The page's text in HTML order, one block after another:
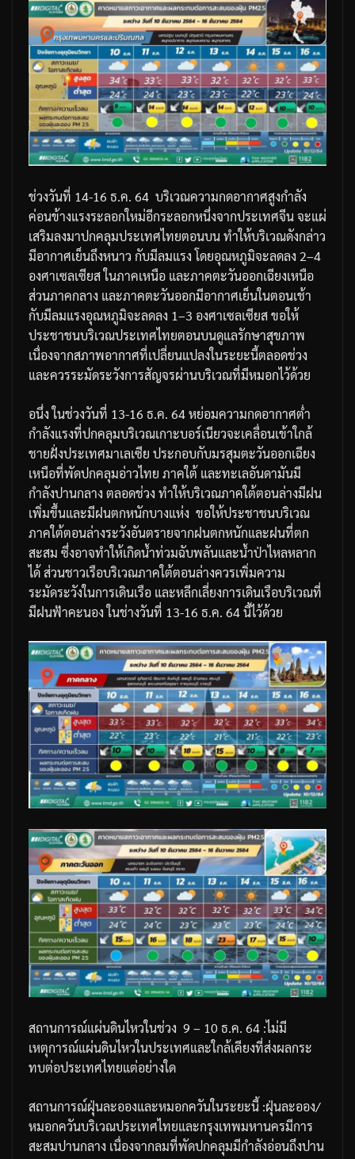
ช่วงวันที่ 14-16 ธ.ค. 64 บริเวณความกดอากาศสูงกำลัง
ค่อนข้างแรงระลอกใหม่อีกระลอกหนึ่งจากประเทศจีนจะแผ่
เสริมลงมาปกคลุมประเทศไทยตอนบนทำให้บริเวณดังกล่าว
มีอากาศเย็นถึงหนาว กับมีลมแรง โดยอุณหภูมิจะลดลง 2–4
องศาเซลเซียสในภาคเหนือ และภาคตะวันออกเฉียงเหนือ
ส่วนภาคกลาง และภาคตะวันออกมีอากาศเย็นในตอนเช้า
กับมีลมแรงอุณหภูมิจะลดลง 1–3 องศาเซลเซียสขอให้
ประชาชนบริเวณประเทศไทยตอนบนดูแลรักษาสุขภาพ
เนื่องจากสภาพอากาศที่เปลี่ยนแปลงในระยะนี้ตลอดช่วง
และควรระมัดระวังการสัญจรผ่านบริเวณที่มีหมอกไว้ด้วย
อนึ่ง ในช่วงวันที่ 13-16 ธ.ค. 64หย่อมความกดอากาศต่ำ
กำลังแรงที่ปกคลุมบริเวณเกาะบอร์เนียวจะเคลื่อนเข้าใกล้
ชายฝั่งประเทศมาเลเซีย ประกอบกับมรสุมตะวันออกเฉียง
เหนือที่พัดปกคลุมอ่าวไทย ภาคใต้ และทะเลอันดามันมี
กำลังปานกลาง ตลอดช่วง ทำให้บริเวณภาคใต้ตอนล่างมีฝน
เพิ่มขึ้นและมีฝนตกหนักบางแห่ง ขอให้ประชาชนบริเวณ
ภาคใต้ตอนล่างระวังอันตรายจากฝนตกหนักและฝนที่ตก
สะสม ซึ่งอาจทำให้เกิดน้ำท่วมฉับพลันและน้ำป่าไหลหลาก
ได้ส่วนชาวเรือบริเวณภาคใต้ตอนล่างควรเพิ่มความ
ระมัดระวังในการเดินเรือ และหลีกเลี่ยงการเดินเรือบริเวณที่
มีฝนฟ้าคะนอง ในช่างวันที่ 13-16 ธ.ค. 64นี้ไว้ด้วย
สถานการณ์แผ่นดินไหวในช่วง 9 – 10ธ.ค. 64 :ไม่มี
เหตุการณ์แผ่นดินไหวในประเทศและใกล้เคียงที่ส่งผลกระ
ทบต่อประเทศไทยแต่อย่างใด
สถานการณ์ฝุ่นละอองและหมอกควันในระยะนี้ :ฝุ่นละออง/
หมอกควันบริเวณประเทศไทยและกรุงเทพมหานครมีการ
สะสมปานกลาง เนื่องจากลมที่พัดปกคลุมมีกำลังอ่อนถึงปาน